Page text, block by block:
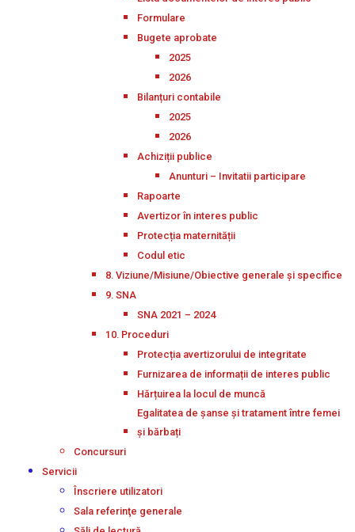
Formulare
Bugete aprobate
2025
2026
Bilanțuri contabile
2025
2026
Achiziții publice
Anunturi – Invitatii participare
Rapoarte
Avertizor în interes public
Protecția maternității
Codul etic
8. Viziune/Misiune/Obiective generale și specifice
9. SNA
SNA 2021 – 2024
10. Proceduri
Protecția avertizorului de integritate
Furnizarea de informații de interes public
Hărțuirea la locul de muncă
Egalitatea de șanse și tratament între femei
și bărbați
Concursuri
Servicii
Înscriere utilizatori
Sala referinţe generale